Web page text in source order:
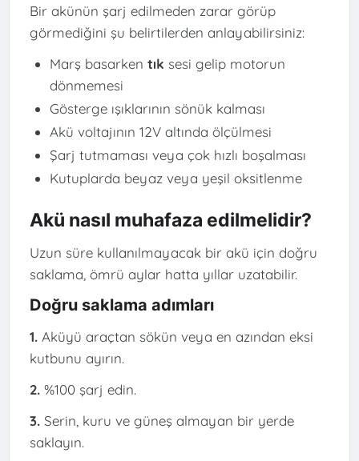
Bir akünün şarj edilmeden zarar görüp
görmediğini şu belirtilerden anlayabilirsiniz:
Marş basarken tık sesi gelip motorun
dönmemesi
Gösterge ışıklarının sönük kalması
Akü voltajının 12V altında ölçülmesi
Şarj tutmaması veya çok hızlı boşalması
Kutuplarda beyaz veya yeşil oksitlenme
Akü nasıl muhafaza edilmelidir?
Uzun süre kullanılmayacak bir akü için doğru
saklama, ömrü aylar hatta yıllar uzatabilir.
Doğru saklama adımları
1.Aküyü araçtan sökün veya en azından eksi
kutbunu ayırın.
2.%100 şarj edin.
3.Serin, kuru ve güneş almayan bir yerde
saklayın.